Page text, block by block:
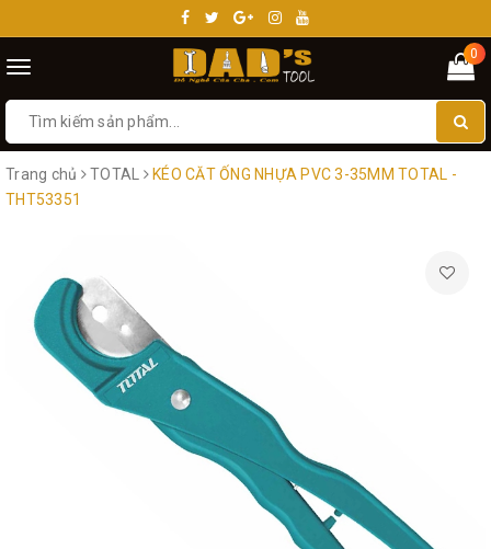
Toggle
0
Trang chủ TOTAL
KÉO CĂT ỐNG NHỰA PVC 3-35MM TOTAL -
THT53351